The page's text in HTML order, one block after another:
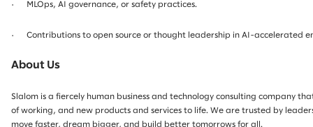
· MLOps, AI governance, or safety practices.
· Contributions to open source or thought leadership in AI-accelerated
About Us
Slalom is a fiercely human business and technology consulting company
of working, and new products and services to life. We are trusted by
move faster, dream bigger, and build better tomorrows for all.